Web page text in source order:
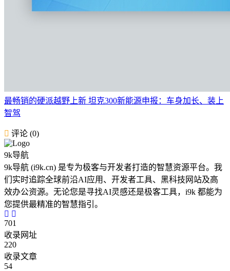
最畅销的硬派越野上新 坦克300新能源申报：车身加长、装上
智驾
评论 (0)
9k导航
9k导航 (i9k.cn) 是专为极客与开发者打造的智慧资源平台。我
们实时追踪全球前沿AI应用、开发者工具、黑科技网站及高
效办公资源。无论您是寻找AI灵感还是极客工具，i9k 都能为
您提供最精准的智慧指引。
701
收录网址
220
收录文章
54